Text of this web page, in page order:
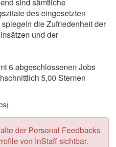
des eingesetzten
die Zufriedenheit der
und der
6 abgeschlossenen Jobs
5,00 Sternen
der Personal Feedbacks
von InStaff sichtbar.